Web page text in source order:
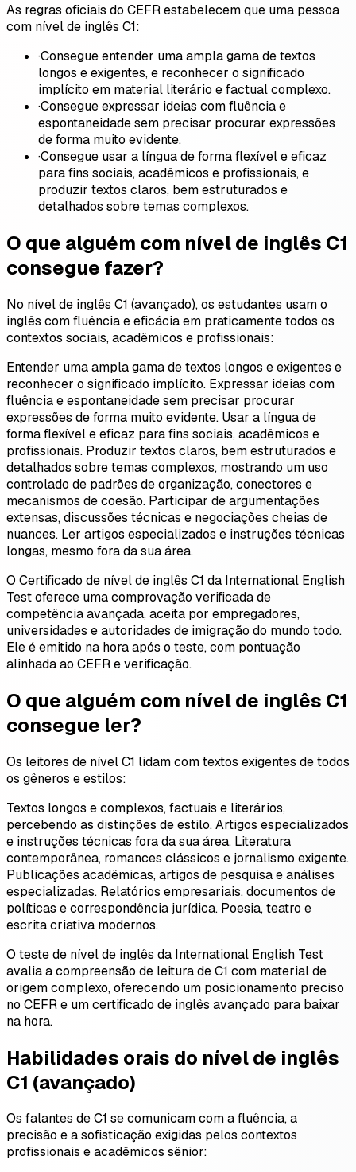
As regras oficiais do CEFR estabelecem que uma pessoa
com nível de inglês C1:
·Consegue entender uma ampla gama de textos
longos e exigentes, e reconhecer o significado
implícito em material literário e factual complexo.
·Consegue expressar ideias com fluência e
espontaneidade sem precisar procurar expressões
de forma muito evidente.
·Consegue usar a língua de forma flexível e eficaz
para fins sociais, acadêmicos e profissionais, e
produzir textos claros, bem estruturados e
detalhados sobre temas complexos.
O que alguém com nível de inglês C1
consegue fazer?
No nível de inglês C1 (avançado), os estudantes usam o
inglês com fluência e eficácia em praticamente todos os
contextos sociais, acadêmicos e profissionais:
Entender uma ampla gama de textos longos e exigentes e
reconhecer o significado implícito. Expressar ideias com
fluência e espontaneidade sem precisar procurar
expressões de forma muito evidente. Usar a língua de
forma flexível e eficaz para fins sociais, acadêmicos e
profissionais. Produzir textos claros, bem estruturados e
detalhados sobre temas complexos, mostrando um uso
controlado de padrões de organização, conectores e
mecanismos de coesão. Participar de argumentações
extensas, discussões técnicas e negociações cheias de
nuances. Ler artigos especializados e instruções técnicas
longas, mesmo fora da sua área.
O Certificado de nível de inglês C1 da International English
Test oferece uma comprovação verificada de
competência avançada, aceita por empregadores,
universidades e autoridades de imigração do mundo todo.
Ele é emitido na hora após o teste, com pontuação
alinhada ao CEFR e verificação.
O que alguém com nível de inglês C1
consegue ler?
Os leitores de nível C1 lidam com textos exigentes de todos
os gêneros e estilos:
Textos longos e complexos, factuais e literários,
percebendo as distinções de estilo. Artigos especializados
e instruções técnicas fora da sua área. Literatura
contemporânea, romances clássicos e jornalismo exigente.
Publicações acadêmicas, artigos de pesquisa e análises
especializadas. Relatórios empresariais, documentos de
políticas e correspondência jurídica. Poesia, teatro e
escrita criativa modernos.
O teste de nível de inglês da International English Test
avalia a compreensão de leitura de C1 com material de
origem complexo, oferecendo um posicionamento preciso
no CEFR e um certificado de inglês avançado para baixar
na hora.
Habilidades orais do nível de inglês
C1 (avançado)
Os falantes de C1 se comunicam com a fluência, a
precisão e a sofisticação exigidas pelos contextos
profissionais e acadêmicos sênior: